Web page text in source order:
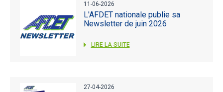
11-06-2026
L'AFDET nationale publie sa
Newsletter de juin 2026
LIRE LA SUITE
27-04-2026